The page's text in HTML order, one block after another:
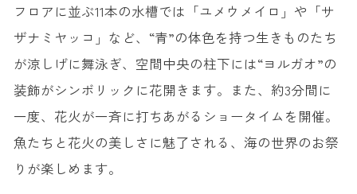
フロアに並ぶ11本の水槽では「ユメウメイロ」や「サ
ザナミヤッコ」など、“青”の体色を持つ生きものたち
が涼しげに舞泳ぎ、空間中央の柱下には“ヨルガオ”の
装飾がシンボリックに花開きます。また、約3分間に
一度、花火が一斉に打ちあがるショータイムを開催。
魚たちと花火の美しさに魅了される、海の世界のお祭
りが楽しめます。